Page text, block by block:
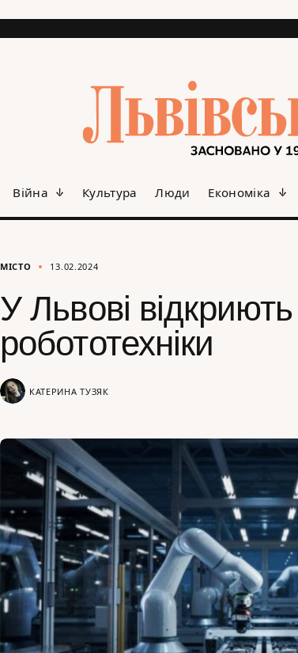
Війна Культура Люди Економіка
МІСТО 13.02.2024
У Львові
робототехніки
КАТЕРИНА ТУЗЯК